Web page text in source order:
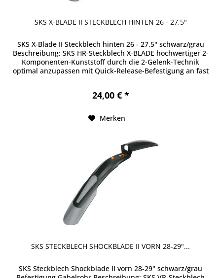
SKS X-BLADE II STECKBLECH HINTEN 26 - 27,5"
SKS X-Blade II Steckblech hinten 26 - 27,5" schwarz/grau
Beschreibung: SKS HR-Steckblech X-BLADE hochwertiger 2-
Komponenten-Kunststoff durch die 2-Gelenk-Technik
optimal anzupassen mit Quick-Release-Befestigung an fast
24,00 € *
Merken
SKS STECKBLECH SHOCKBLADE II VORN 28-29"...
SKS Steckblech Shockblade II vorn 28-29" schwarz/grau